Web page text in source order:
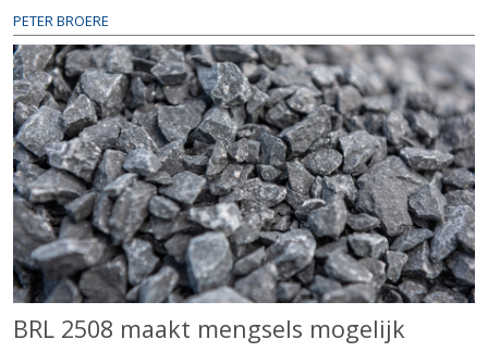
PETER BROERE
BRL 2508 maakt mengsels mogelijk